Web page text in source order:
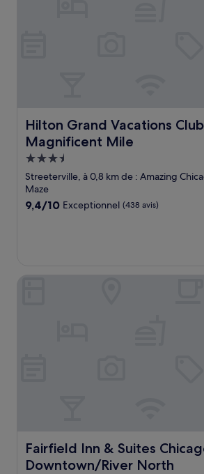
Hilton Grand Vacations
Magnificent Mile
Hilton Grand Vacations Club
Hébergement
3.5 étoiles
Streeterville, à 0,8 km de : Amazing
Maze
9.4
9,4/10 Exceptionnel (438 avis)
Fairfield Inn & Suites
Downtown/River North
Fairfield Inn & Suites Chicago
Fairfield Inn & Suites Chicago